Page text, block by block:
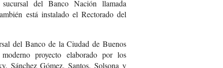
del Banco Nación llamada
está instalado el Rectorado del
del Banco de la Ciudad de Buenos
proyecto elaborado por los
Sánchez Gómez, Santos, Solsona y